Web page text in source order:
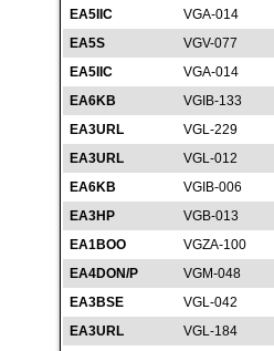
EA5IIC
VGA-014
EA5S
VGV-077
EA5IIC
VGA-014
EA6KB
VGIB-133
EA3URL
VGL-229
EA3URL
VGL-012
EA6KB
VGIB-006
EA3HP
VGB-013
EA1BOO
VGZA-100
EA4DON/P
VGM-048
EA3BSE
VGL-042
EA3URL
VGL-184